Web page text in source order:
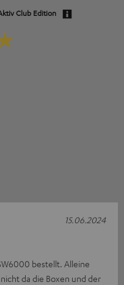
Club Edition
bestellt. Alleine
da die Boxen und der
15.06.2024